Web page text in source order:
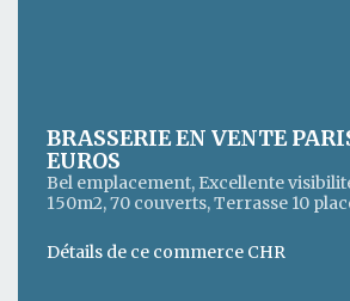
BRASSERIE EN VENTE
EUROS
Bel emplacement, Excellente
150m2, 70 couverts, Terrasse 10
Détails de ce commerce CHR